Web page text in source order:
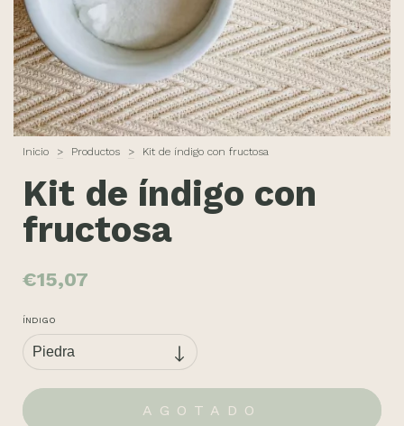
Inicio > Productos > Kit de índigo con fructosa
Kit de índigo con
fructosa
€15,07
ÍNDIGO